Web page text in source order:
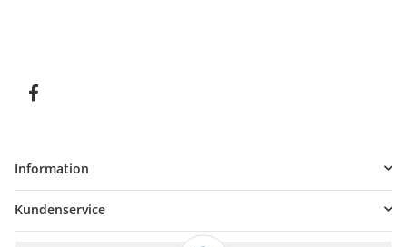
Information
Kundenservice